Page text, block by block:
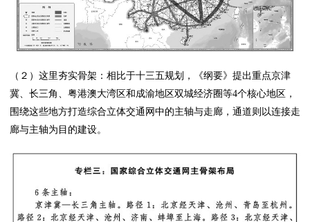
（２）这里夯实骨架：相比于十三五规划，《纲要》提出重点京津
冀、长三角、粤港澳大湾区和成渝地区双城经济圈等4个核心地区，
围绕这些地方打造综合立体交通网中的主轴与走廊，通道则以连接走
廊与主轴为目的建设。